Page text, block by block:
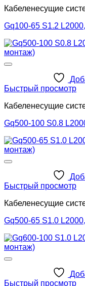
Кабеленесущие
Gq100-65 S1.2
Быстрый просмотр
Кабеленесущие
Gq500-100 S0.8
Быстрый просмотр
Кабеленесущие
Gq500-65 S1.0
Быстрый просмотр